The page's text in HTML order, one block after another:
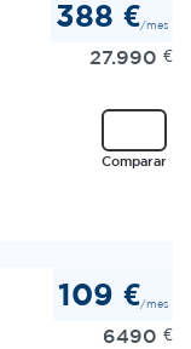
388 €/mes
27.990 €
Comparar
109 €/mes
6490 €